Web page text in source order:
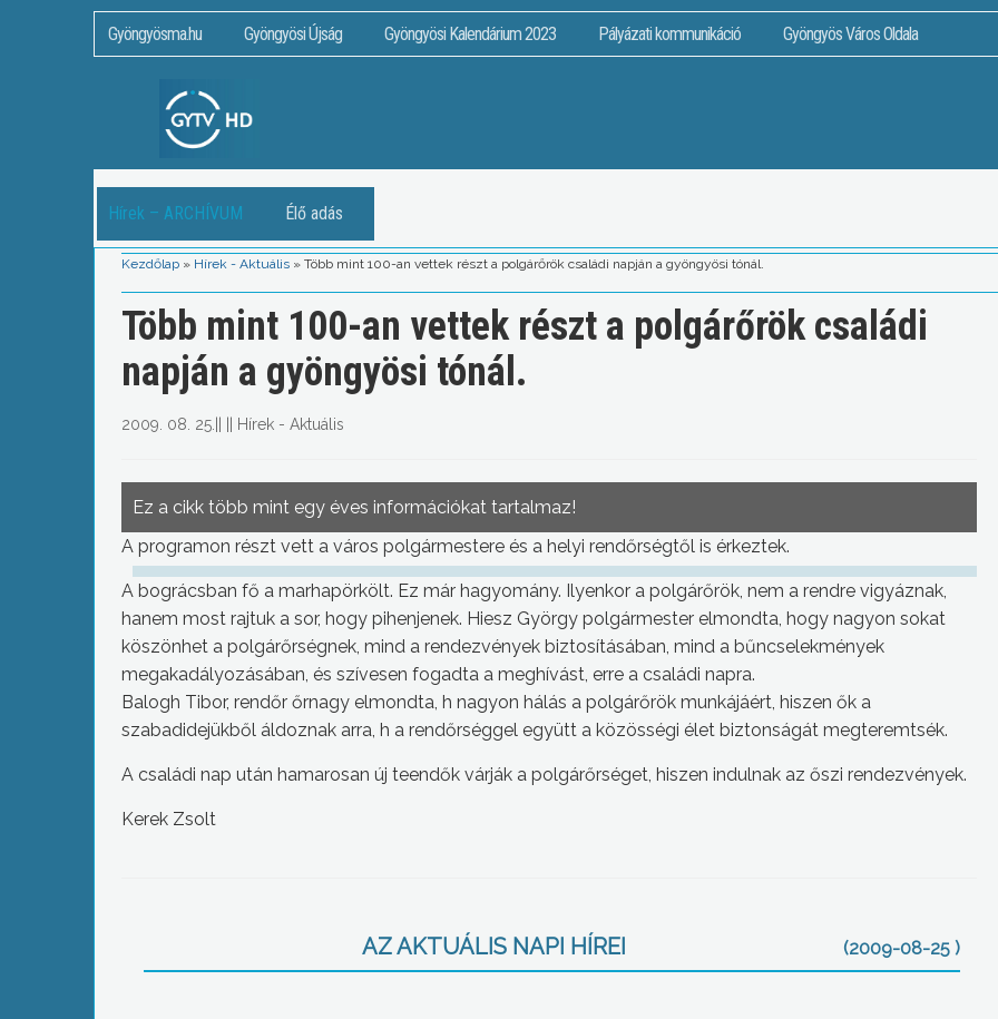
Gyöngyösma.hu Gyöngyösi Újság Gyöngyösi Kalendárium 2023 Pályázati kommunikáció Gyöngyös Város Oldala
Hírek – ARCHÍVUM Élő adás
Kezdőlap » Hírek - Aktuális » Több mint 100-an vettek részt a polgárőrök családi napján a gyöngyösi tónál.
Több mint 100-an vettek részt a polgárőrök családi
napján a gyöngyösi tónál.
2009. 08. 25. Hírek - Aktuális
Ez a cikk több mint egy éves információkat tartalmaz!
A programon részt vett a város polgármestere és a helyi rendőrségtől is érkeztek.
A bográcsban fő a marhapörkölt. Ez már hagyomány. Ilyenkor a polgárőrök, nem a rendre vigyáznak,
hanem most rajtuk a sor, hogy pihenjenek. Hiesz György polgármester elmondta, hogy nagyon sokat
köszönhet a polgárőrségnek, mind a rendezvények biztosításában, mind a bűncselekmények
megakadályozásában, és szívesen fogadta a meghívást, erre a családi napra.
Balogh Tibor, rendőr őrnagy elmondta, h nagyon hálás a polgárőrök munkájáért, hiszen ők a
szabadidejükből áldoznak arra, h a rendőrséggel együtt a közösségi élet biztonságát megteremtsék.
A családi nap után hamarosan új teendők várják a polgárőrséget, hiszen indulnak az őszi rendezvények.
Kerek Zsolt
AZ AKTUÁLIS NAPI HÍREI (2009-08-25 )